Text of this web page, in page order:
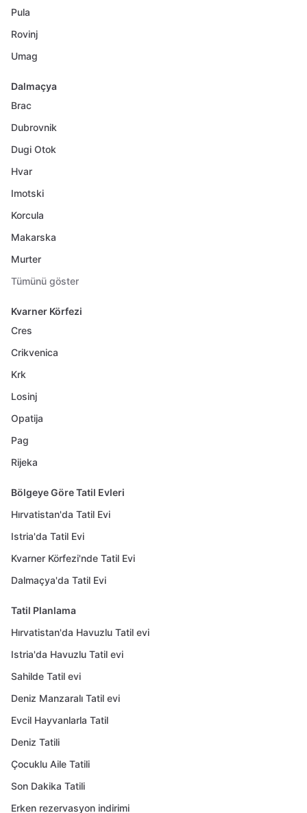
Pula
Rovinj
Umag
Dalmaçya
Brac
Dubrovnik
Dugi Otok
Hvar
Imotski
Korcula
Makarska
Murter
Tümünü göster
Kvarner Körfezi
Cres
Crikvenica
Krk
Losinj
Opatija
Pag
Rijeka
Bölgeye Göre Tatil Evleri
Hırvatistan'da Tatil Evi
Istria'da Tatil Evi
Kvarner Körfezi'nde Tatil Evi
Dalmaçya'da Tatil Evi
Tatil Planlama
Hırvatistan'da Havuzlu Tatil evi
Istria'da Havuzlu Tatil evi
Sahilde Tatil evi
Deniz Manzaralı Tatil evi
Evcil Hayvanlarla Tatil
Deniz Tatili
Çocuklu Aile Tatili
Son Dakika Tatili
Erken rezervasyon indirimi